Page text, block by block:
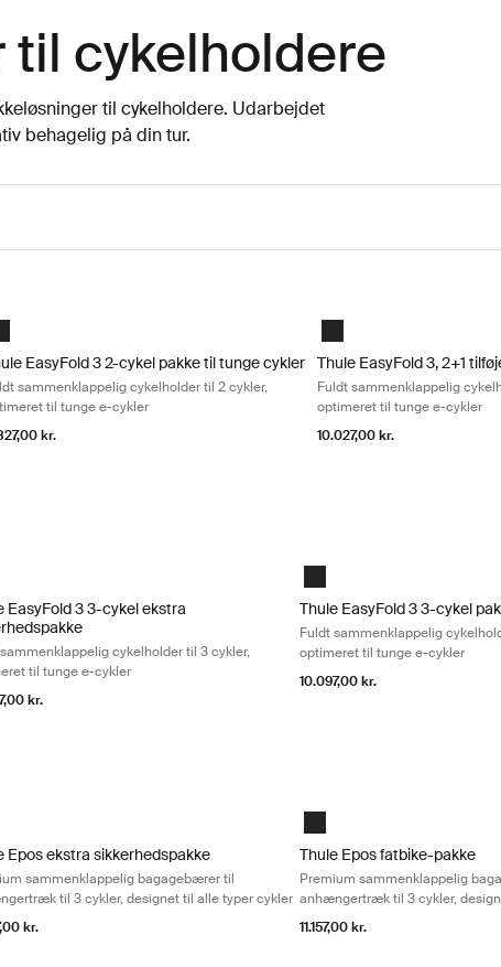
til cykelholdere
til cykelholdere. Udarbejdet
behagelig på din tur.
EasyFold 3 2-cykel pakke til tunge cykler
sammenklappelig cykelholder til 2 cykler,
til tunge e-cykler
kr.
Black
Thule EasyFold 3, 2+1
Fuldt sammenklappelig
optimeret til tunge e-cykler
10.027,00 kr.
EasyFold 3 3-cykel ekstra
cykelholder til 3 cykler,
til tunge e-cykler
kr.
Black
Thule EasyFold 3 3-cykel
Fuldt sammenklappelig
optimeret til tunge e-cykler
10.097,00 kr.
Epos ekstra sikkerhedspakke Premium sammenklappelig
Epos ekstra sikkerhedspakke
sammenklappelig bagagebærer til
til 3 cykler, designet til alle typer cykler
kr.
Thule Epos fatbike-pakke
Black
Thule Epos fatbike-pakke
Premium sammenklappelig
anhængertræk til 3 cykler,
11.157,00 kr.